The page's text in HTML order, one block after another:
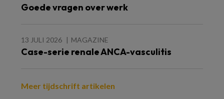
Goede vragen over werk
13 JULI 2026 MAGAZINE
Case-serie renale ANCA-vasculitis
Meer tijdschrift artikelen